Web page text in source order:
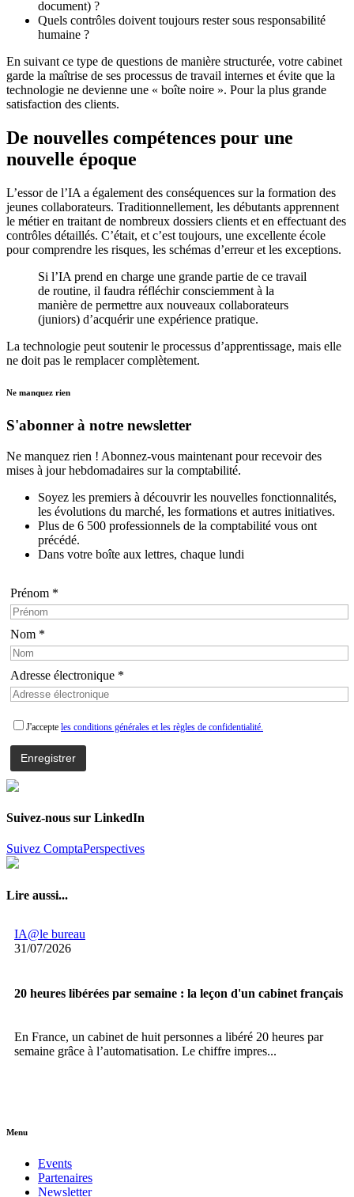
document) ?
Quels contrôles doivent toujours rester sous responsabilité
humaine ?
En suivant ce type de questions de manière structurée, votre cabinet
garde la maîtrise de ses processus de travail internes et évite que la
technologie ne devienne une « boîte noire ». Pour la plus grande
satisfaction des clients.
De nouvelles compétences pour une
nouvelle époque
L’essor de l’IA a également des conséquences sur la formation des
jeunes collaborateurs. Traditionnellement, les débutants apprennent
le métier en traitant de nombreux dossiers clients et en effectuant des
contrôles détaillés. C’était, et c’est toujours, une excellente école
pour comprendre les risques, les schémas d’erreur et les exceptions.
Si l’IA prend en charge une grande partie de ce travail
de routine, il faudra réfléchir consciemment à la
manière de permettre aux nouveaux collaborateurs
(juniors) d’acquérir une expérience pratique.
La technologie peut soutenir le processus d’apprentissage, mais elle
ne doit pas le remplacer complètement.
Ne manquez rien
S'abonner à notre newsletter
Ne manquez rien ! Abonnez-vous maintenant pour recevoir des
mises à jour hebdomadaires sur la comptabilité.
Soyez les premiers à découvrir les nouvelles fonctionnalités,
les évolutions du marché, les formations et autres initiatives.
Plus de 6 500 professionnels de la comptabilité vous ont
précédé.
Dans votre boîte aux lettres, chaque lundi
Prénom *
Nom *
Adresse électronique *
J'accepte les conditions générales et les règles de confidentialité.
Suivez-nous sur LinkedIn
Suivez ComptaPerspectives
Lire aussi...
IA@le bureau
31/07/2026
20 heures libérées par semaine : la leçon d'un cabinet français
En France, un cabinet de huit personnes a libéré 20 heures par
semaine grâce à l’automatisation. Le chiffre impres...
Menu
Events
Partenaires
Newsletter